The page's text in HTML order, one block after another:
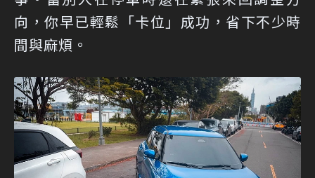
向，你早已輕鬆「卡位」成功，省下不少時
間與麻煩。